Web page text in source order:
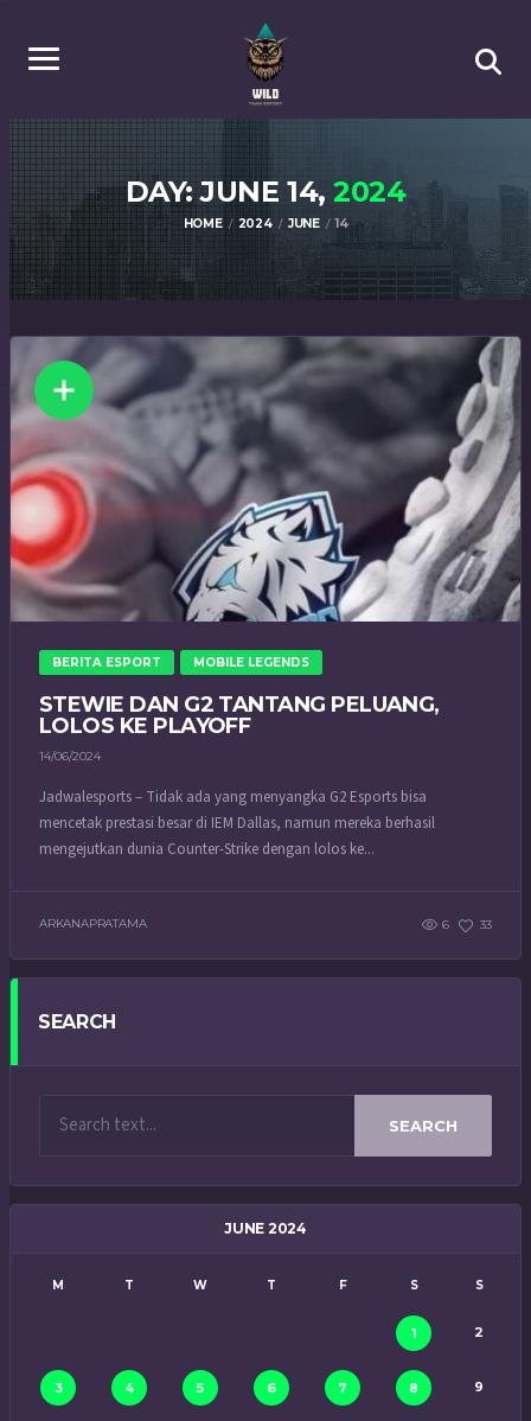
DAY: JUNE 14,2024
HOME 2024 JUNE 14
BERITA ESPORT MOBILE LEGENDS
STEWIE DAN G2 TANTANG PELUANG,
LOLOS KE PLAYOFF
14/06/2024
Jadwalesports – Tidak ada yang menyangka G2 Esports bisa
mencetak prestasi besar di IEM Dallas, namun mereka berhasil
mengejutkan dunia Counter-Strike dengan lolos ke...
ARKANAPRATAMA 6 33
SEARCH
SEARCH
JUNE 2024
M T W T F S S
1 2
3 4 5 6 7 8 9